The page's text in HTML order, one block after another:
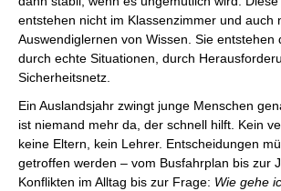
entstehen nicht im Klassenzimmer und auch
Auswendiglernen von Wissen. Sie entstehen
durch echte Situationen, durch
Sicherheitsnetz.
Ein Auslandsjahr zwingt junge Menschen
ist niemand mehr da, der schnell hilft. Kein
keine Eltern, kein Lehrer. Entscheidungen
getroffen werden – vom Busfahrplan bis zur
Konflikten im Alltag bis zur Frage: Wie gehe